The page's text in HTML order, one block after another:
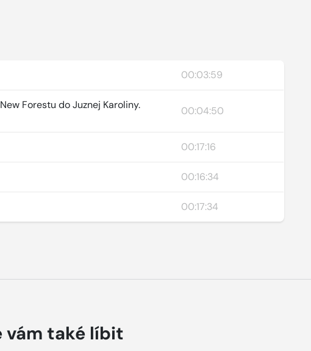
00:03:59
Forestu do Juznej Karoliny.
00:04:50
00:17:16
00:16:34
00:17:34
vám také líbit